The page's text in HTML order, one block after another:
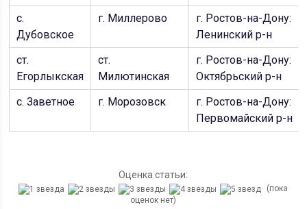
с.
Дубовское
г. Миллерово
г. Ростов-на-Дону:
Ленинский р-н
ст.
Егорлыкская
ст.
Милютинская
г. Ростов-на-Дону:
Октябрьский р-н
с. Заветное
г. Морозовск
г. Ростов-на-Дону:
Первомайский р-н
Оценка статьи:
(пока
оценок нет)